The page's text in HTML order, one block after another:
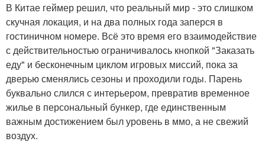
В Китае геймер решил, что реальный мир - это слишком
скучная локация, и на два полных года заперся в
гостиничном номере. Всё это время его взаимодействие
с действительностью ограничивалось кнопкой "Заказать
еду" и бесконечным циклом игровых миссий, пока за
дверью сменялись сезоны и проходили годы. Парень
буквально слился с интерьером, превратив временное
жилье в персональный бункер, где единственным
важным достижением был уровень в ммо, а не свежий
воздух.